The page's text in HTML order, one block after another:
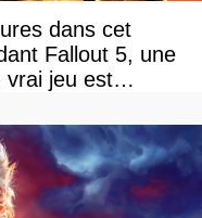
dans cet
Fallout 5, une
vrai jeu est